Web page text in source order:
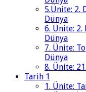
5.Ünite: 2.
Dünya
6. Ünite: 2.
Dünya
7. Ünite:
Dünya
8. Ünite:
Tarih 1
1. Ünite: